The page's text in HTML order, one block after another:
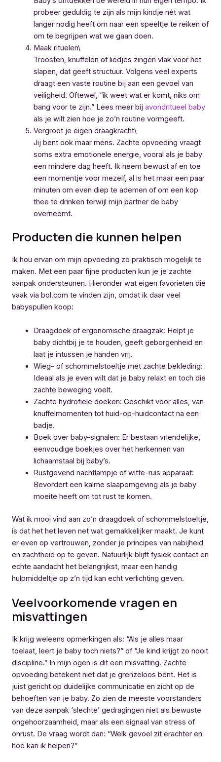
probeer geduldig te zijn als mijn kindje nét wat
langer nodig heeft om naar een speeltje te reiken of
om te begrijpen wat we gaan doen.
Maak rituelen\
Troosten, knuffelen of liedjes zingen vlak voor het
slapen, dat geeft structuur. Volgens veel experts
draagt een vaste routine bij aan een gevoel van
veiligheid. Oftewel, “ik weet wat er komt, niks om
bang voor te zijn.” Lees meer bij avondritueel baby
als je wilt zien hoe je zo’n routine vormgeeft.
Vergroot je eigen draagkracht\
Jij bent ook maar mens. Zachte opvoeding vraagt
soms extra emotionele energie, vooral als je baby
een mindere dag heeft. Ik neem bewust af en toe
een momentje voor mezelf, al is het maar een paar
minuten om even diep te ademen of om een kop
thee te drinken terwijl mijn partner de baby
overneemt.
Producten die kunnen helpen
Ik hou ervan om mijn opvoeding zo praktisch mogelijk te
maken. Met een paar fijne producten kun je je zachte
aanpak ondersteunen. Hieronder wat eigen favorieten die
vaak via bol.com te vinden zijn, omdat ik daar veel
babyspullen koop:
Draagdoek of ergonomische draagzak: Helpt je
baby dichtbij je te houden, geeft geborgenheid en
laat je intussen je handen vrij.
Wieg- of schommelstoeltje met zachte bekleding:
Ideaal als je even wilt dat je baby relaxt en toch die
zachte beweging voelt.
Zachte hydrofiele doeken: Geschikt voor alles, van
knuffelmomenten tot huid-op-huidcontact na een
badje.
Boek over baby-signalen: Er bestaan vriendelijke,
eenvoudige boekjes over het herkennen van
lichaamstaal bij baby’s.
Rustgevend nachtlampje of witte-ruis apparaat:
Bevordert een kalme slaapomgeving als je baby
moeite heeft om tot rust te komen.
Wat ik mooi vind aan zo’n draagdoek of schommelstoeltje,
is dat het het leven net wat gemakkelijker maakt. Je kunt
er even op vertrouwen, zonder je principes van nabijheid
en zachtheid op te geven. Natuurlijk blijft fysiek contact en
echte aandacht het belangrijkst, maar een handig
hulpmiddeltje op z’n tijd kan echt verlichting geven.
Veelvoorkomende vragen en
misvattingen
Ik krijg weleens opmerkingen als: “Als je alles maar
toelaat, leert je baby toch niets?” of “Je kind krijgt zo nooit
discipline.” In mijn ogen is dit een misvatting. Zachte
opvoeding betekent niet dat je grenzeloos bent. Het is
juist gericht op duidelijke communicatie en zicht op de
behoeften van je baby. Zo zien de meeste voorstanders
van deze aanpak ‘slechte’ gedragingen niet als bewuste
ongehoorzaamheid, maar als een signaal van stress of
onrust. De vraag wordt dan: “Welk gevoel zit erachter en
hoe kan ik helpen?”